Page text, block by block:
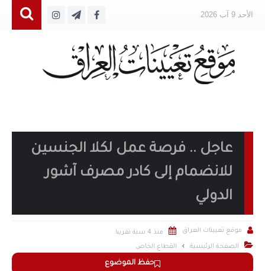
الأحد 9 آب 2026
عاجل .. فرصة عمل لكلا الجنسين
للانضمام إلى كادر مصرف آشور
الدولي
حفظ الموضوع
 موقع تعيينات العراق  منذ 4 سنة تقريبا
 الصفحة الرئيسية القطاع الخاص